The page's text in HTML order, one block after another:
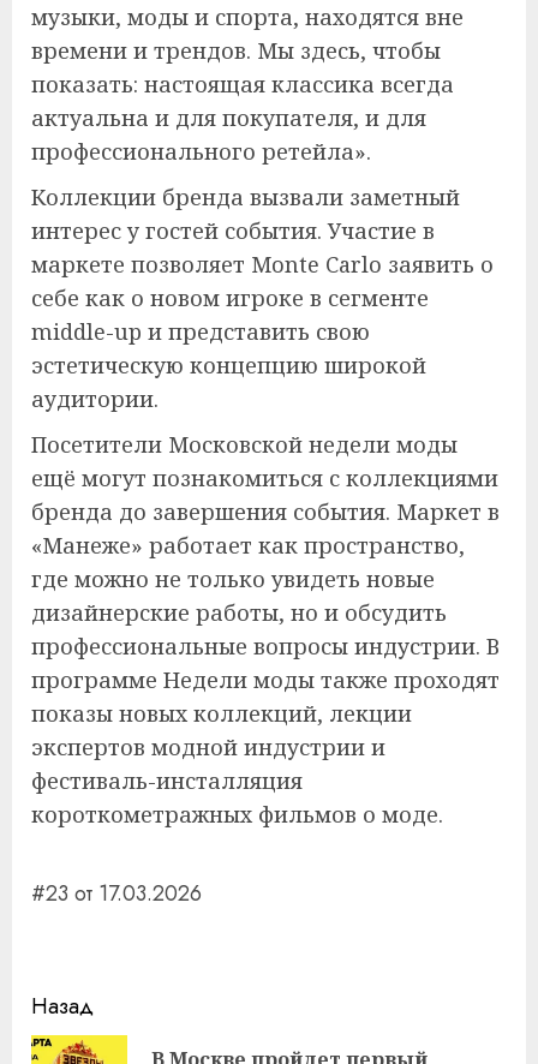
музыки, моды и спорта, находятся вне
времени и трендов. Мы здесь, чтобы
показать: настоящая классика всегда
актуальна и для покупателя, и для
профессионального ретейла».
Коллекции бренда вызвали заметный
интерес у гостей события. Участие в
маркете позволяет Monte Carlo заявить о
себе как о новом игроке в сегменте
middle-up и представить свою
эстетическую концепцию широкой
аудитории.
Посетители Московской недели моды
ещё могут познакомиться с коллекциями
бренда до завершения события. Маркет в
«Манеже» работает как пространство,
где можно не только увидеть новые
дизайнерские работы, но и обсудить
профессиональные вопросы индустрии. В
программе Недели моды также проходят
показы новых коллекций, лекции
экспертов модной индустрии и
фестиваль-инсталляция
короткометражных фильмов о моде.
#23 от 17.03.2026
Навигация
записи
Назад